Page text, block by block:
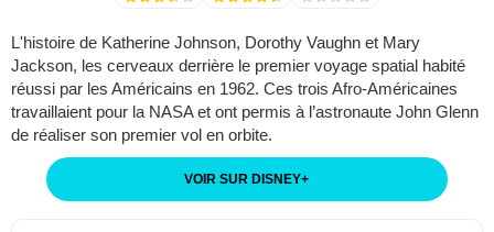
L'histoire de Katherine Johnson, Dorothy Vaughn et Mary
Jackson, les cerveaux derrière le premier voyage spatial habité
réussi par les Américains en 1962. Ces trois Afro-Américaines
travaillaient pour la NASA et ont permis à l’astronaute John Glenn
de réaliser son premier vol en orbite.
VOIR SUR DISNEY+